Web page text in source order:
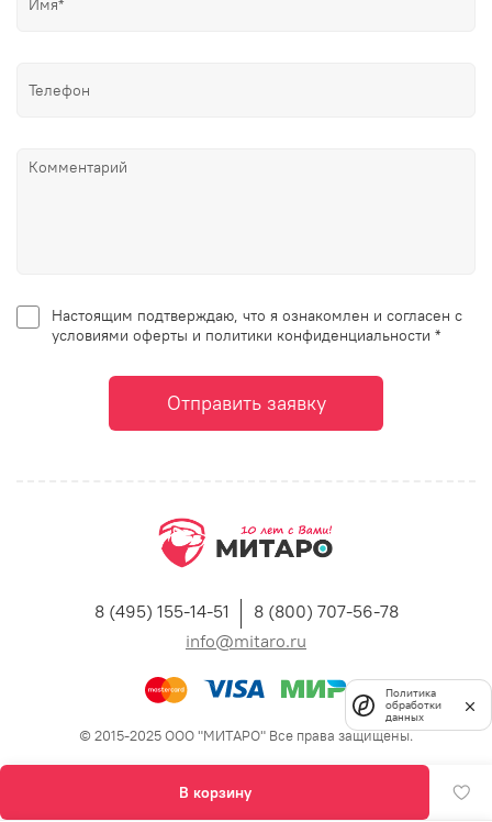
В корзину
Настоящим подтверждаю, что я ознакомлен и согласен с
условиями оферты и политики конфиденциальности *
Отправить заявку
8 (495) 155-14-51
8 (800) 707-56-78
info@mitaro.ru
© 2015-2025 ООО "МИТАРО" Все права защищены.
Политика
обработки
данных